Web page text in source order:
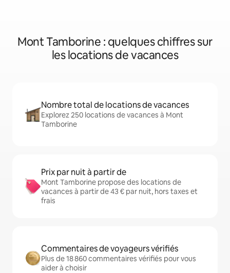
Mont Tamborine : quelques chiffres sur
les locations de vacances
Nombre total de locations de vacances
Explorez 250 locations de vacances à Mont
Tamborine
Prix par nuit à partir de
Mont Tamborine propose des locations de
vacances à partir de 43 € par nuit, hors taxes et
frais
Commentaires de voyageurs vérifiés
Plus de 18 860 commentaires vérifiés pour vous
aider à choisir